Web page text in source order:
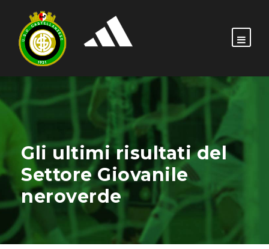
Gli ultimi risultati del
Settore Giovanile
neroverde